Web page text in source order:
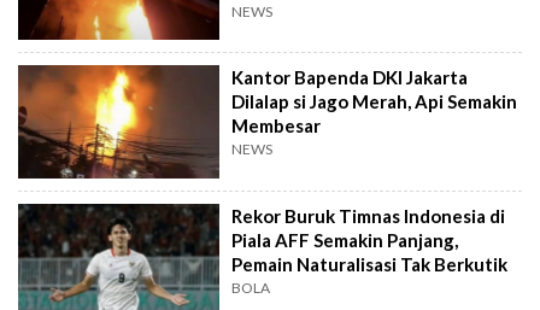
NEWS
Kantor Bapenda DKI Jakarta
Dilalap si Jago Merah, Api Semakin
Membesar
NEWS
Rekor Buruk Timnas Indonesia di
Piala AFF Semakin Panjang,
Pemain Naturalisasi Tak Berkutik
BOLA